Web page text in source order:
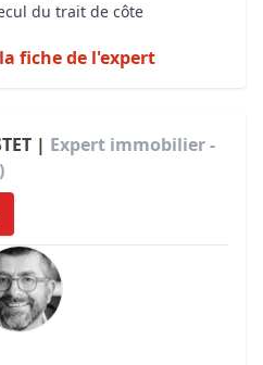
du trait de côte
fiche de l'expert
| Expert immobilier -